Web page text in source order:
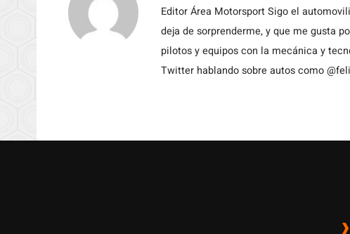
Editor Área Motorsport Sigo el
deja de sorprenderme, y que me gusta
pilotos y equipos con la mecánica y
Twitter hablando sobre autos como